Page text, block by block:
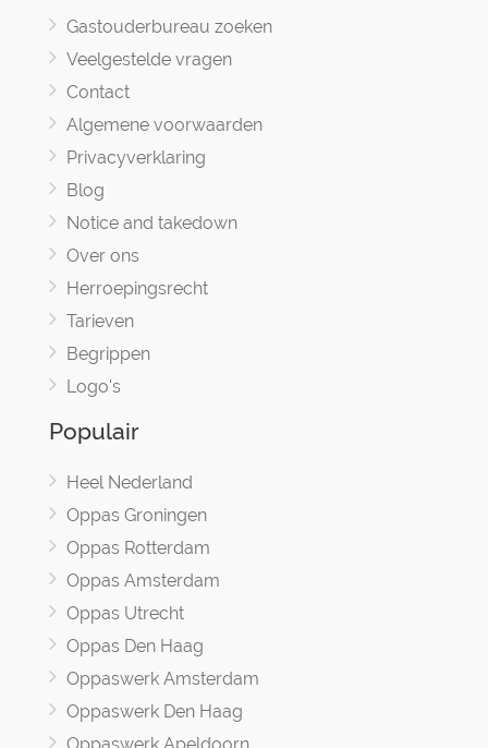
Gastouderbureau zoeken
Veelgestelde vragen
Contact
Algemene voorwaarden
Privacyverklaring
Blog
Notice and takedown
Over ons
Herroepingsrecht
Tarieven
Begrippen
Logo's
Populair
Heel Nederland
Oppas Groningen
Oppas Rotterdam
Oppas Amsterdam
Oppas Utrecht
Oppas Den Haag
Oppaswerk Amsterdam
Oppaswerk Den Haag